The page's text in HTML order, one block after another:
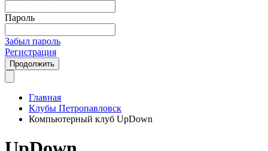
Пароль
Забыл пароль
Регистрация
Продолжить
Главная
Клубы Петропавловск
Компьютерный клуб UpDown